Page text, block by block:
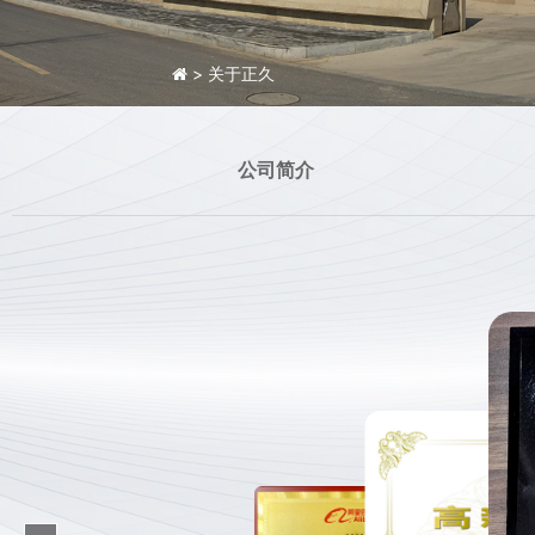
> 关于正久
公司简介